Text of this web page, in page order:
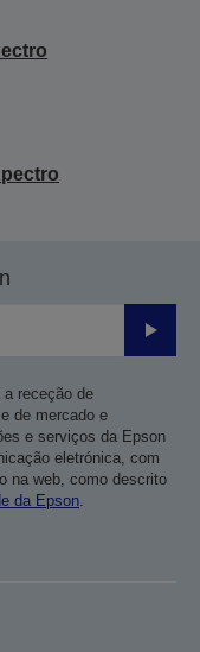
Enviar
receção de
de mercado e
e serviços da Epson
eletrónica, com
na web, como descrito
da Epson.